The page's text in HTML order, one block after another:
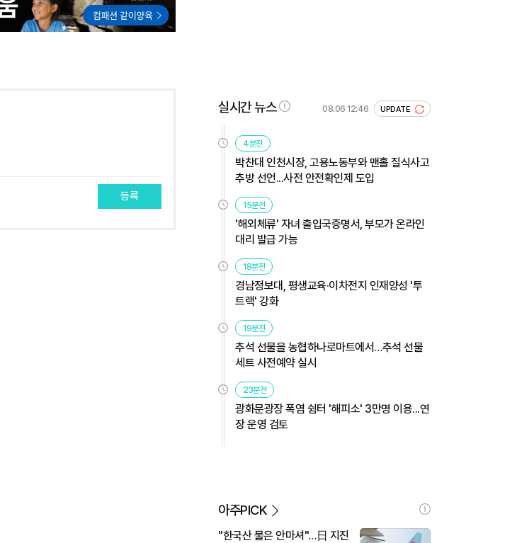
등록
실시간 뉴스 08.06 12:46 UPDATE
4분전
박찬대 인천시장, 고용노동부와 맨홀 질식사고
추방 선언...사전 안전확인제 도입
15분전
'해외체류' 자녀 출입국증명서, 부모가 온라인
대리 발급 가능
18분전
경남정보대, 평생교육·이차전지 인재양성 '투
트랙' 강화
19분전
추석 선물을 농협하나로마트에서…추석 선물
세트 사전예약 실시
23분전
광화문광장 폭염 쉼터 '해피소' 3만명 이용...연
장 운영 검토
아주PICK
"한국산 물은 안마셔"…日 지진